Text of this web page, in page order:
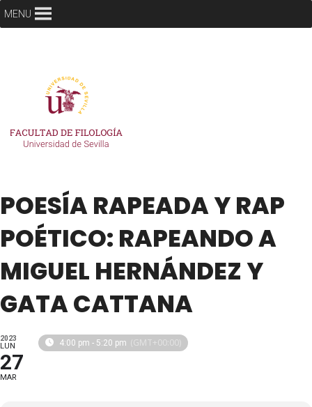
MENU
POESÍA RAPEADA Y RAP
POÉTICO: RAPEANDO A
MIGUEL HERNÁNDEZ Y
GATA CATTANA
2023
LUN
27
MAR
4:00 pm - 5:20 pm (GMT+00:00)